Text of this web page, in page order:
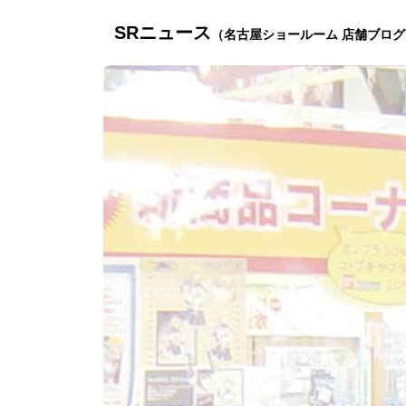
SRニュース （名古屋ショールーム 店舗ブロ